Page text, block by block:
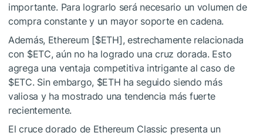
importante. Para lograrlo será necesario un volumen de
compra constante y un mayor soporte en cadena.
Además, Ethereum [$ETH], estrechamente relacionada
con $ETC, aún no ha logrado una cruz dorada. Esto
agrega una ventaja competitiva intrigante al caso de
$ETC. Sin embargo, $ETH ha seguido siendo más
valiosa y ha mostrado una tendencia más fuerte
recientemente.
El cruce dorado de Ethereum Classic presenta un